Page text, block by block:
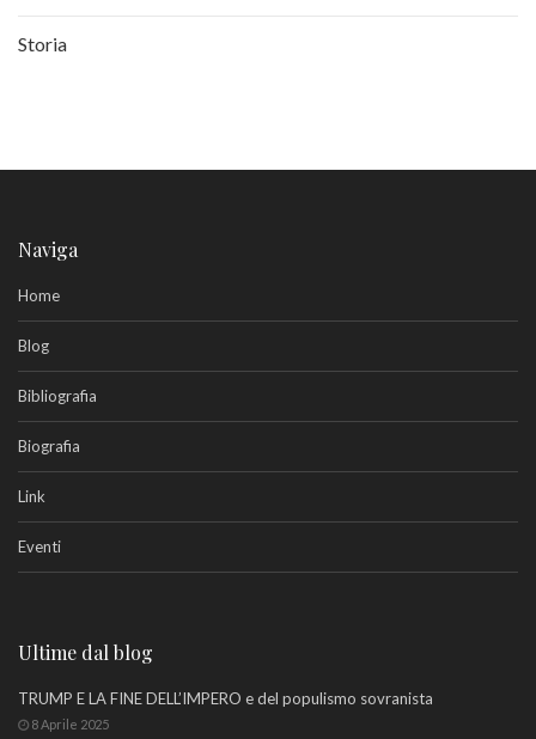
Storia
Naviga
Home
Blog
Bibliografia
Biografia
Link
Eventi
Ultime dal blog
TRUMP E LA FINE DELL’IMPERO e del populismo sovranista
8 Aprile 2025